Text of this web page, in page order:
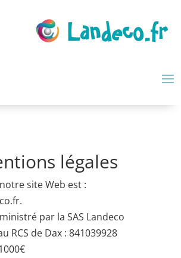
légales
site Web est :
par la SAS Landeco
RCS de Dax : 841039928